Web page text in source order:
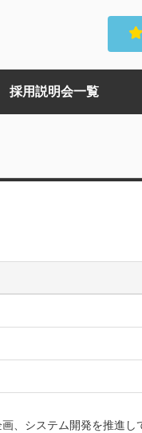
採用説明会一覧
、システム開発を推進し